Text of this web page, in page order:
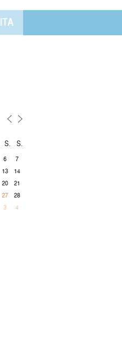
ITA
S S
6
7
13
14
20
21
27
28
3 4